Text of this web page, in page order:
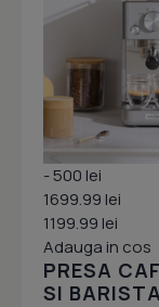
- 500 lei
1699.99 lei
1199.99 lei
Adauga in cos
PRESA
SI